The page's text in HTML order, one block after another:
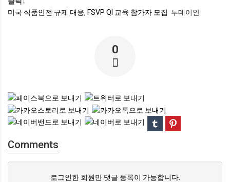
미국 식품안전 규제 대응, FSVP QI 교육 참가자 모집 투데이안
0
Comments
로그인한 회원만 댓글 등록이 가능합니다.